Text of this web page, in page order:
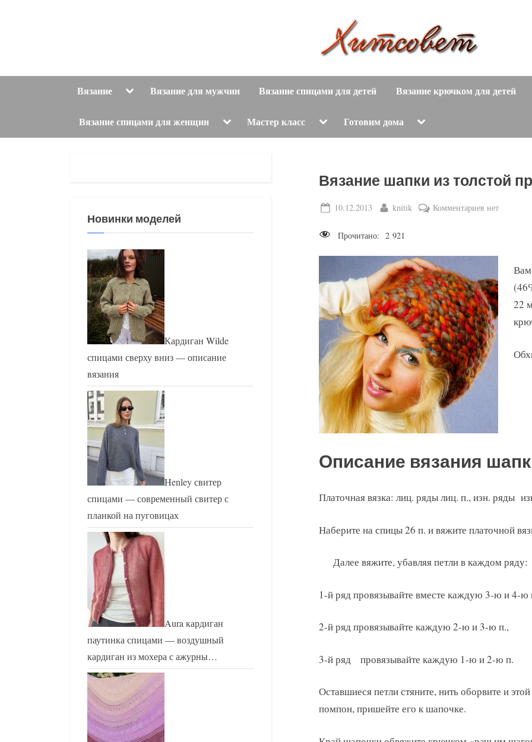
и
т
о
в
е
т
вязание
с
описанием
и
Вязание ToggleВязание для мужчин Вязание спицами для детей Вязание крючком для детей
Вязание спицами для женщин Toggle
menu
Мастер класс Toggle
menu
Готовим дома Toggle
menu
Вязание шапки из толстой
Posted
10.12.2013 By
knitik Комментариев к
толстой
пряжи
биг
бен
нет
Прочитано: 2 921
Вам
22
Описание вязания
Платочная вязка: лиц. ряды лиц. п., изн. ряды
Наберите на спицы 26 п. и вяжите платочной
Далее вяжите, убавляя петли в каждом ряду:
1-й ряд провязывайте вместе каждую 3-ю и 4-ю
2-й ряд провязывайте каждую 2-ю и 3-ю п.,
3-й ряд провязывайте каждую 1-ю и 2-ю п.
Оставшиеся петли стяните, нить оборвите и
помпон, пришейте его к шапочке.
Новинки моделей
Кардиган Wilde
спицами сверху вниз — описание
вязания
Henley свитер
спицами — современный свитер с
планкой на пуговицах
Aura кардиган
паутинка спицами — воздушный
кардиган из мохера с ажурны…